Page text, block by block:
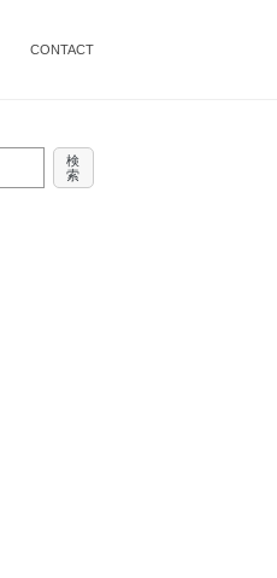
CONTACT
検
索